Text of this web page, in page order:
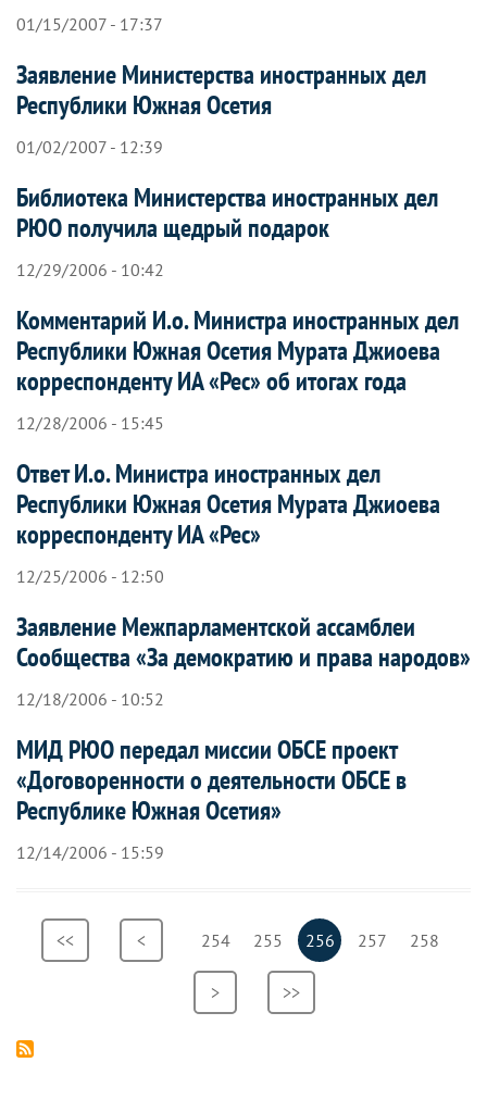
01/15/2007 - 17:37
Заявление Министерства иностранных дел
Республики Южная Осетия
01/02/2007 - 12:39
Библиотека Министерства иностранных дел
РЮО получила щедрый подарок
12/29/2006 - 10:42
Комментарий И.о. Министра иностранных дел
Республики Южная Осетия Мурата Джиоева
корреспонденту ИА «Рес» об итогах года
12/28/2006 - 15:45
Ответ И.о. Министра иностранных дел
Республики Южная Осетия Мурата Джиоева
корреспонденту ИА «Рес»
12/25/2006 - 12:50
Заявление Межпарламентской ассамблеи
Сообщества «За демократию и права народов»
12/18/2006 - 10:52
МИД РЮО передал миссии ОБСЕ проект
«Договоренности о деятельности ОБСЕ в
Республике Южная Осетия»
12/14/2006 - 15:59
Нумерация
страниц
Первая
<<
Предыдущая
страница
< Страница
254 Страница
255
Текущая
страница
256 Страница
257 Страница
258
Следующая
>
Последняя
>>